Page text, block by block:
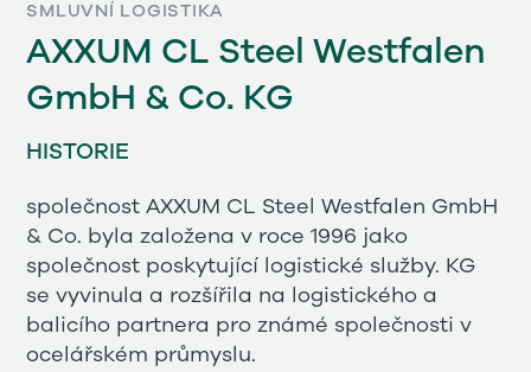
SMLUVNÍ LOGISTIKA
AXXUM CL Steel Westfalen
GmbH & Co. KG
HISTORIE
společnost AXXUM CL Steel Westfalen GmbH
& Co. byla založena v roce 1996 jako
společnost poskytující logistické služby. KG
se vyvinula a rozšířila na logistického a
balicího partnera pro známé společnosti v
ocelářském průmyslu.